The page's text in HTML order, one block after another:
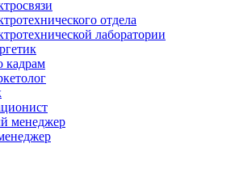
отдела
лаборатории
кадрам
менеджер